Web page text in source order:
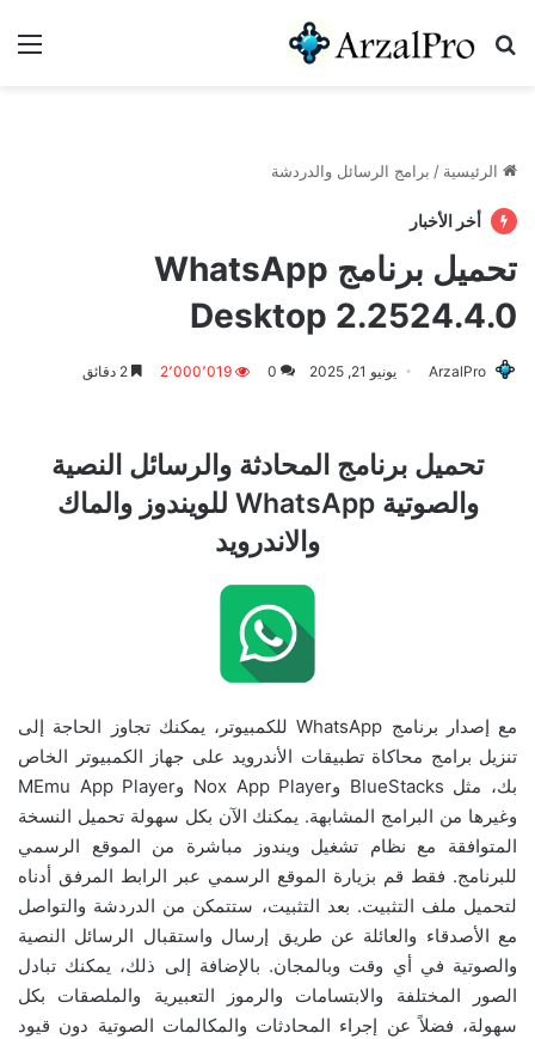
بحث عن
الرئيسية / برامج الرسائل والدردشة
أخر الأخبار
تحميل برنامج WhatsApp
Desktop 2.2524.4.0
ArzalPro يونيو 21, 2025 0 2٬000٬019
تحميل برنامج المحادثة والرسائل النصية
والصوتية WhatsApp للويندوز والماك
والاندرويد
مع إصدار برنامج WhatsApp للكمبيوتر، يمكنك تجاوز الحاجة إلى
تنزيل برامج محاكاة تطبيقات الأندرويد على جهاز الكمبيوتر الخاص
بك، مثل BlueStacks وNox App Player وMEmu App Player
وغيرها من البرامج المشابهة. يمكنك الآن بكل سهولة تحميل النسخة
المتوافقة مع نظام تشغيل ويندوز مباشرة من الموقع الرسمي
للبرنامج. فقط قم بزيارة الموقع الرسمي عبر الرابط المرفق أدناه
لتحميل ملف التثبيت. بعد التثبيت، ستتمكن من الدردشة والتواصل
مع الأصدقاء والعائلة عن طريق إرسال واستقبال الرسائل النصية
والصوتية في أي وقت وبالمجان. بالإضافة إلى ذلك، يمكنك تبادل
الصور المختلفة والابتسامات والرموز التعبيرية والملصقات بكل
سهولة، فضلاً عن إجراء المحادثات والمكالمات الصوتية دون قيود